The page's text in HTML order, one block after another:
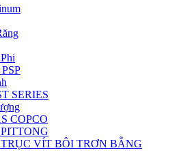
SERIES
COPCO
VÍT BÔI TRƠN BẰNG